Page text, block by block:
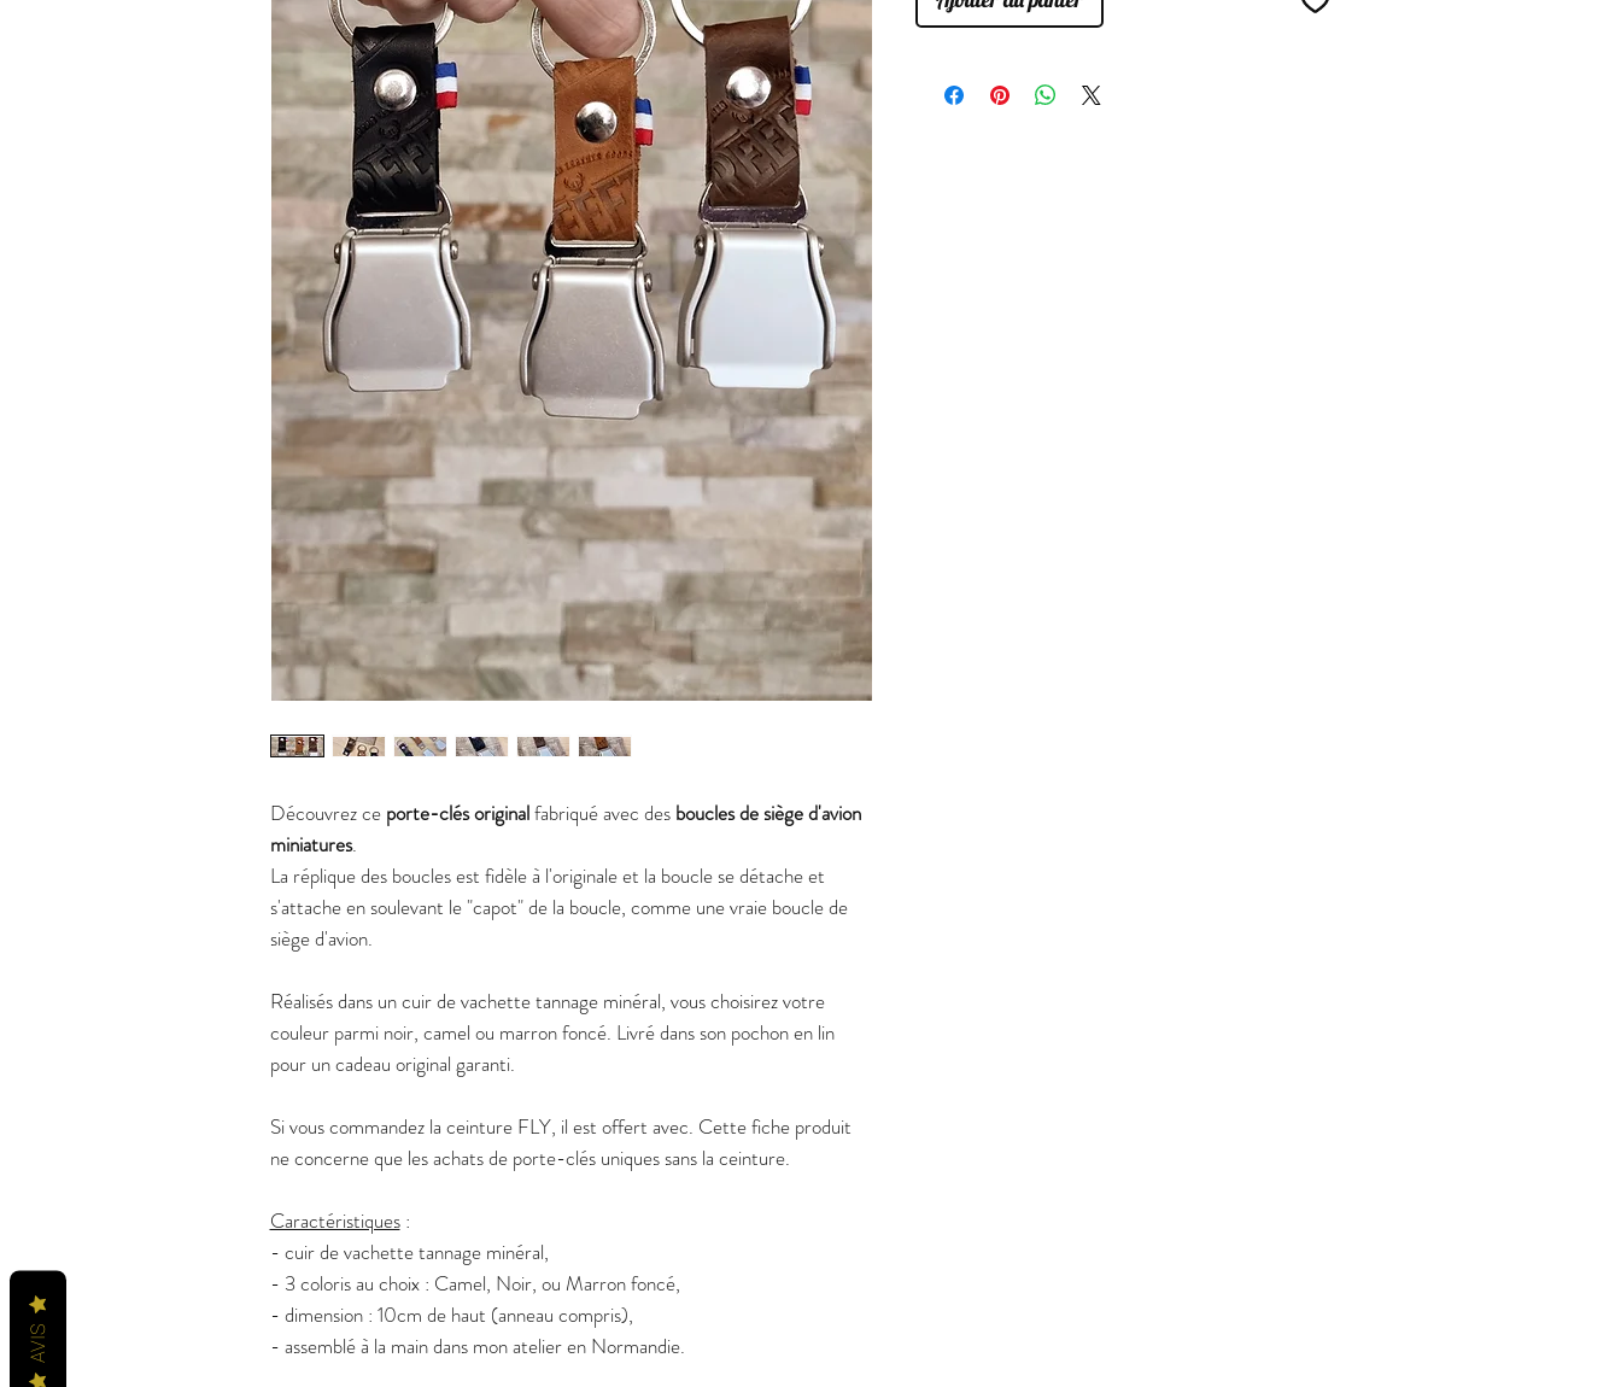
Découvrez ce porte-clés originalfabriqué avec des boucles de siège d'avion
miniatures.
La réplique des boucles est fidèle à l'originale et la boucle se détache et
s'attache en soulevant le "capot" de la boucle, comme une vraie boucle de
siège d'avion.
Réalisés dans un cuir de vachette tannage minéral, vous choisirez votre
couleur parmi noir, camel ou marron foncé. Livré dans son pochon en lin
pour un cadeau original garanti.
Si vous commandez la ceinture FLY, il est offert avec. Cette fiche produit
ne concerne que les achats de porte-clés uniques sans la ceinture.
Caractéristiques:
- cuir de vachette tannage minéral,
- 3 coloris au choix : Camel, Noir, ou Marron foncé,
- dimension : 10cm de haut (anneau compris),
- assemblé à la main dans mon atelier en Normandie.
AVIS